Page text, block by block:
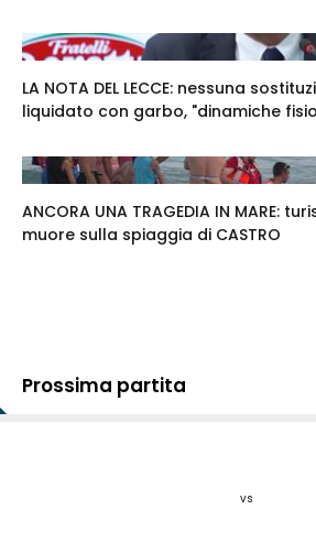
LA NOTA DEL LECCE: nessuna
liquidato con garbo, "dinamiche
ANCORA UNA TRAGEDIA IN MARE:
muore sulla spiaggia di CASTRO
Prossima partita
vs